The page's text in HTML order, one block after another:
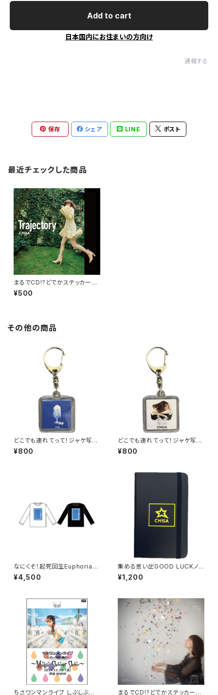
Add to cart
日本国内にお住まいの方向け
通報する
保存 シェア LINE ポスト
最近チェックした商品
まるでCD!?どでかステッカー（T
rajectory）
¥500
その他の商品
どこでも連れてって！ジャケ写キ
ーホルダー（バニラEP）
¥800
どこでも連れてって！ジャケ写キ
ーホルダー（Between The Li
nes）
¥800
なにくそ！起死回生Euphoriaロ
ンT
¥4,500
集める思い出GOOD LUCKノ
ート
¥1,200
ちさワンマンライブ しぶしぶ渋 まるでCD!?どでかステッカー